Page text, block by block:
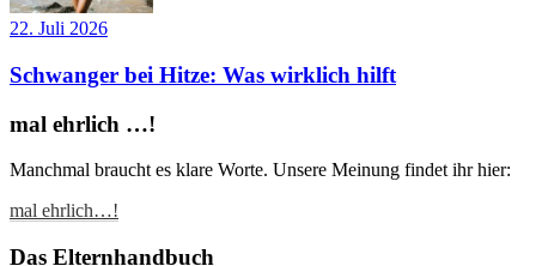
22. Juli 2026
Schwanger bei Hitze: Was wirklich hilft
mal ehrlich …!
Manchmal braucht es klare Worte. Unsere Meinung findet ihr hier:
mal ehrlich…!
Das Elternhandbuch